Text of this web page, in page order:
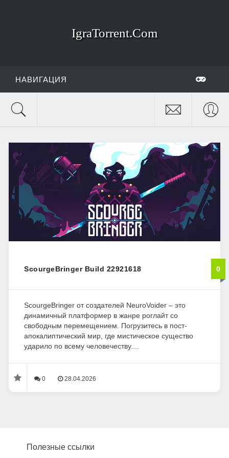
IgraTorrent.Com
НАВИГАЦИЯ
ScourgeBringer Build 22921618 0
ScourgeBringer от создателей NeuroVoider – это
динамичный платформер в жанре роглайт со
свободным перемещением. Погрузитесь в пост-
апокалиптический мир, где мистическое существо
ударило по всему человечеству....
0 28.04.2026
Полезные ссылки